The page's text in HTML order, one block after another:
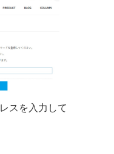
スを入力して